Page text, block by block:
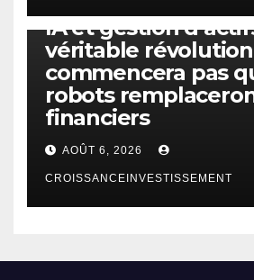
IA et gestion
véritable
commencera pas
robots
financiers
AOÛT 6, 2026
CROISSANCEINVESTISSEMENT